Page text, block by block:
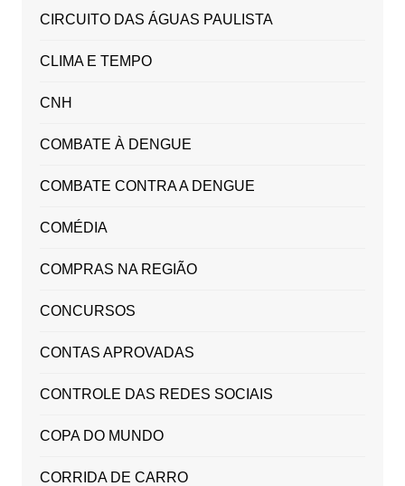
CIRCUITO DAS ÁGUAS PAULISTA
CLIMA E TEMPO
CNH
COMBATE À DENGUE
COMBATE CONTRA A DENGUE
COMÉDIA
COMPRAS NA REGIÃO
CONCURSOS
CONTAS APROVADAS
CONTROLE DAS REDES SOCIAIS
COPA DO MUNDO
CORRIDA DE CARRO